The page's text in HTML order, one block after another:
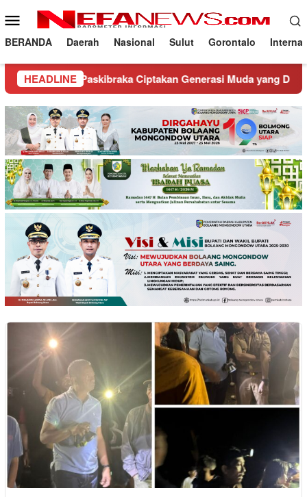
ke
konten
Menu
Mobile
BERANDA Daerah Nasional Sulut Gorontalo
HEADLINE
Paskibraka Ciptakan Generasi Muda yang Disiplin dan